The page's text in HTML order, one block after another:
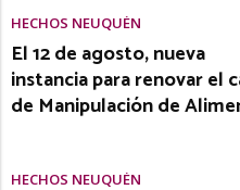
HECHOS NEUQUÉN
El 12 de agosto, nueva
instancia para renovar el
de Manipulación de
HECHOS NEUQUÉN